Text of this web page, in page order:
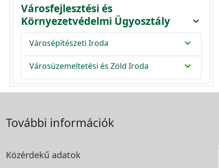
Városfejlesztési és
Környezetvédelmi Ügyosztály
expand_more
Városépítészeti Iroda expand_more
Városüzemeltetési és Zöld Iroda expand_more
További információk
Közérdekű adatok